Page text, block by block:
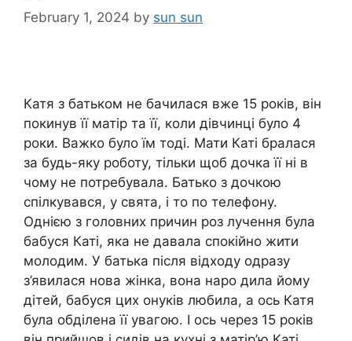
February 1, 2024 by sun sun
Катя з батьком не бачилася вже 15 років, він
покинув її матір та її, коли дівчинці було 4
роки. Важко було їм тоді. Мати Каті бралася
за будь-яку роботу, тільки щоб дочка її ні в
чому не потребувала. Батько з дочкою
спілкувався, у свята, і то по телефону.
Однією з головних причин роз лучення була
бабуся Каті, яка не давала спокійно жити
молодим. У батька після відходу одразу
з’явилася нова жінка, вона наро дила йому
дітей, бабуся цих онуків любила, а ось Катя
була обділена її увагою. І ось через 15 років